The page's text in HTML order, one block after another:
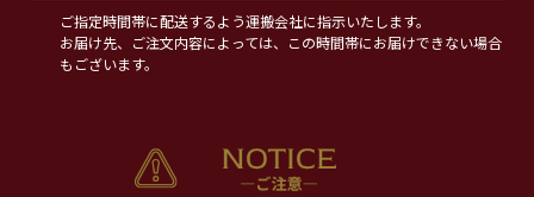
ご指定時間帯に配送するよう運搬会社に指示いたします。
お届け先、ご注文内容によっては、この時間帯にお届けできない場合
もございます。